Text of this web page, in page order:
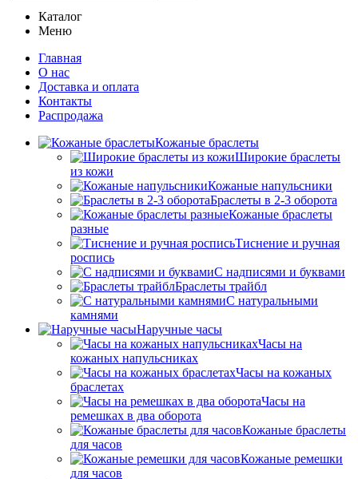
Каталог
Меню
Главная
О нас
Доставка и оплата
Контакты
Распродажа
Кожаные браслеты
Широкие браслеты
из кожи
Кожаные напульсники
Браслеты в 2-3 оборота
Кожаные браслеты
разные
Тиснение и ручная
роспись
С надписями и буквами
Браслеты трайбл
С натуральными
камнями
Наручные часы
Часы на
кожаных напульсниках
Часы на кожаных
браслетах
Часы на
ремешках в два оборота
Кожаные браслеты
для часов
Кожаные ремешки
для часов